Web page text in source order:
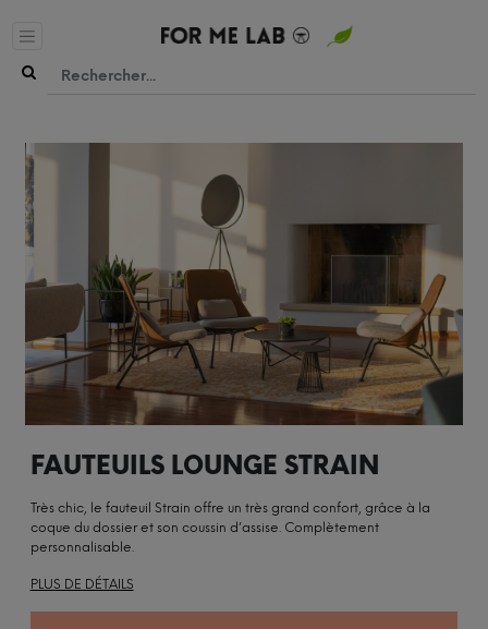
FAUTEUILS LOUNGE STRAIN
Très chic, le fauteuil Strain offre un très grand confort, grâce à la
coque du dossier et son coussin d’assise. Complètement
personnalisable.
PLUS DE DÉTAILS